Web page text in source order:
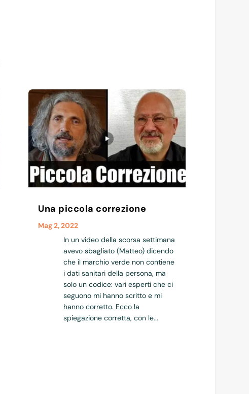
Una piccola correzione
Mag 2, 2022
In un video della scorsa settimana
avevo sbagliato (Matteo) dicendo
che il marchio verde non contiene
i dati sanitari della persona, ma
solo un codice: vari esperti che ci
seguono mi hanno scritto e mi
hanno corretto. Ecco la
spiegazione corretta, con le...